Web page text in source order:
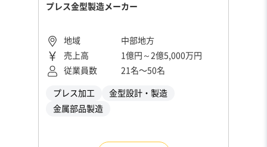
プレス金型製造メーカー
地域
中部地方
売上高
1億円～2億5,000万円
従業員数
21名〜50名
プレス加工
金型設計・製造
金属部品製造